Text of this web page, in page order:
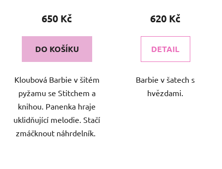
650 Kč
DO KOŠÍKU
Kloubová Barbie v šitém
pyžamu se Stitchem a
knihou. Panenka hraje
uklidňující melodie. Stačí
zmáčknout náhrdelník.
620 Kč
DETAIL
Barbie v šatech s
hvězdami.